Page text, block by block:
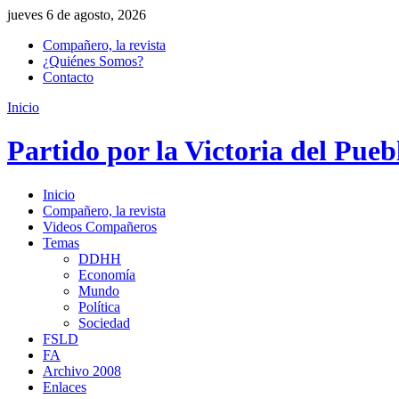
jueves 6 de agosto, 2026
Compañero, la revista
¿Quiénes Somos?
Contacto
Inicio
Partido por la Victoria del
Inicio
Compañero, la revista
Videos Compañeros
Temas
DDHH
Economía
Mundo
Política
Sociedad
FSLD
FA
Archivo 2008
Enlaces